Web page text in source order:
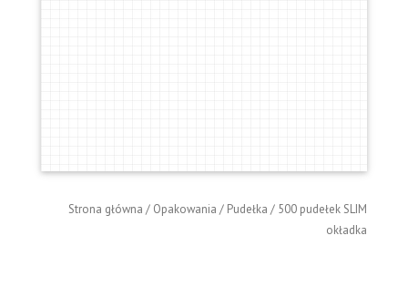
Strona główna / Opakowania / Pudełka / 500 pudełek SLIM
okładka